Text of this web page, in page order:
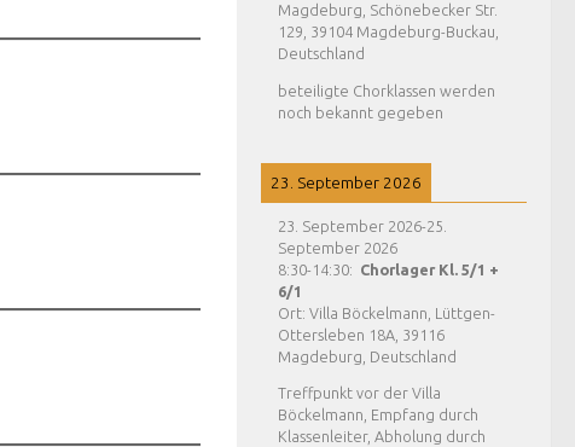
Magdeburg, Schönebecker Str.
129, 39104 Magdeburg-Buckau,
Deutschland
beteiligte Chorklassen werden
noch bekannt gegeben
23. September 2026
23. September 2026-25.
September 2026
8:30- 14:30: Chorlager Kl. 5/1 +
6/1
Ort: Villa Böckelmann, Lüttgen-
Ottersleben 18A, 39116
Magdeburg, Deutschland
Treffpunkt vor der Villa
Böckelmann, Empfang durch
Klassenleiter, Abholung durch